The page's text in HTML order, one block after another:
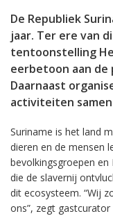
De Republiek
jaar. Ter ere van
tentoonstelling
eerbetoon aan de
Daarnaast
activiteiten
Suriname is het land
dieren en de mensen
bevolkingsgroepen
die de slavernij
dit ecosysteem. “Wij
ons”, zegt